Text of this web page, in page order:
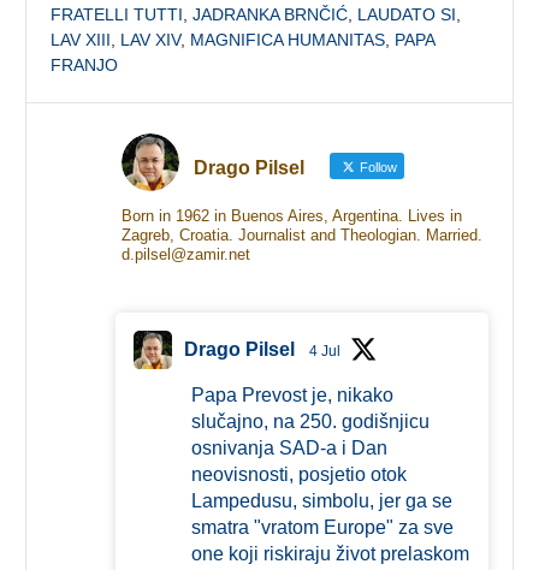
FRATELLI TUTTI ,JADRANKA BRNČIĆ LAUDATO SI
LAV XIII
LAV XIV, MAGNIFICA HUMANITAS PAPA
FRANJO
Drago Pilsel Follow
Born in 1962 in Buenos Aires, Argentina. Lives in
Zagreb, Croatia. Journalist and Theologian. Married.
d.pilsel@zamir.net
Drago Pilsel 4 Jul
Papa Prevost je, nikako
slučajno, na 250. godišnjicu
osnivanja SAD-a i Dan
neovisnosti, posjetio otok
Lampedusu, simbolu, jer ga se
smatra "vratom Europe" za sve
one koji riskiraju život prelaskom